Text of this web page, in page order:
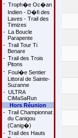
- Troph�e Oc�an
Indien - D�fi des
Laves - Trail des
Timizes
- La Boucle
Parapente
- Trail Tour Ti
Benare
- Trail des Trois
Pitons
- Foul�e Sentier
Littoral de Sainte-
Suzanne
- ULTRA
CiMaSaRun
Hors Réunion
- Trail Championnat
du Canigou
(Canig�)
- Trail des Hauts